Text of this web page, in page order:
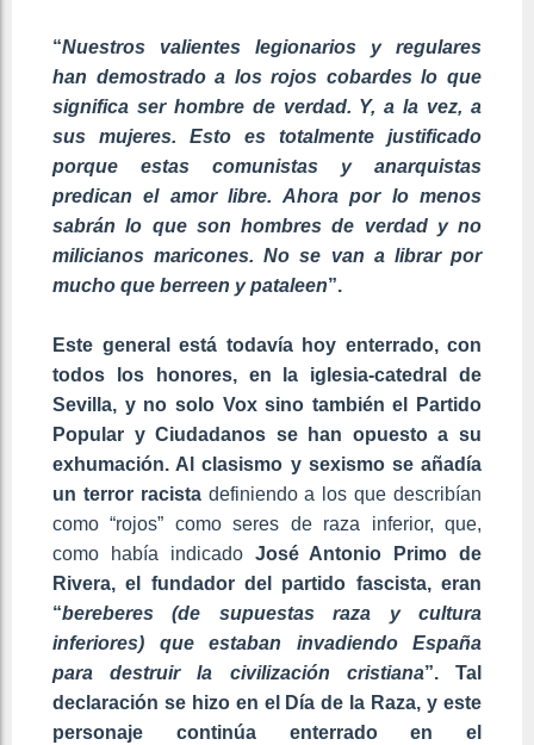
“Nuestros valientes legionarios y regulares
han demostrado a los rojos cobardes lo que
significa ser hombre de verdad. Y, a la vez, a
sus mujeres. Esto es totalmente justificado
porque estas comunistas y anarquistas
predican el amor libre. Ahora por lo menos
sabrán lo que son hombres de verdad y no
milicianos maricones. No se van a librar por
mucho que berreen y pataleen”.
Este general está todavía hoy enterrado, con
todos los honores, en la iglesia-catedral de
Sevilla, y no solo Vox sino también el Partido
Popular y Ciudadanos se han opuesto a su
exhumación. Al clasismo y sexismo se añadía
un terror racistadefiniendo a los que describían
como “rojos” como seres de raza inferior, que,
como había indicado José Antonio Primo de
Rivera, el fundador del partido fascista, eran
“bereberes (de supuestas raza y cultura
inferiores) que estaban invadiendo España
para destruir la civilización cristiana”. Tal
declaración se hizo en el Día de la Raza, y este
personaje continúa enterrado en el